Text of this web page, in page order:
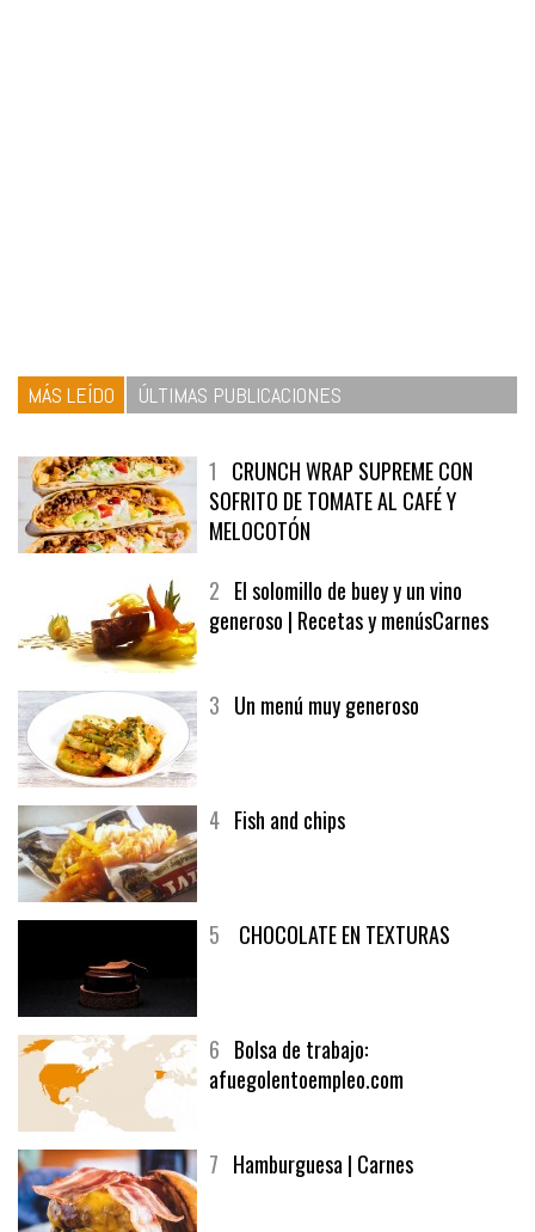
MÁS LEÍDO ÚLTIMAS PUBLICACIONES
1 CRUNCH WRAP SUPREME CON
SOFRITO DE TOMATE AL CAFÉ Y
MELOCOTÓN
2 El solomillo de buey y un vino
generoso | Recetas y menúsCarnes
3 Un menú muy generoso
4 Fish and chips
5 CHOCOLATE EN TEXTURAS
6 Bolsa de trabajo:
afuegolentoempleo.com
7 Hamburguesa | Carnes